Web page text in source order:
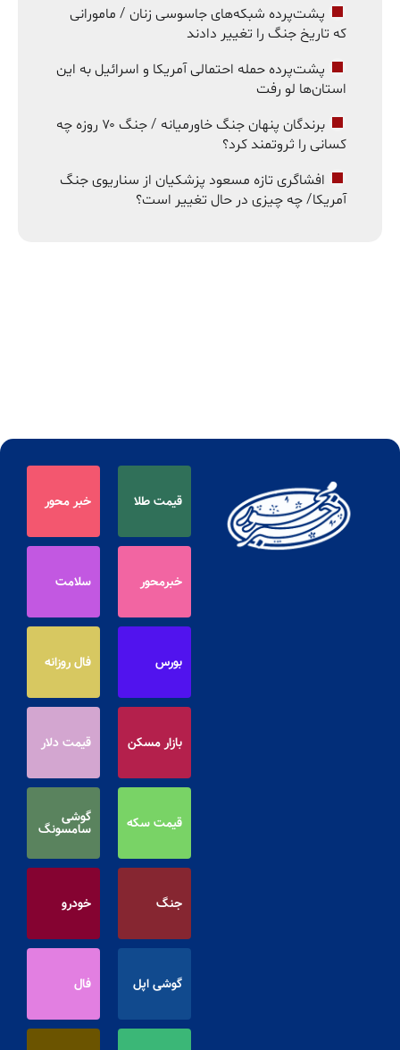
پشت‌پرده شبکه‌های جاسوسی زنان / مامورانی
که تاریخ جنگ را تغییر دادند
پشت‌پرده حمله احتمالی آمریکا و اسرائیل به این
استان‌ها لو رفت
برندگان پنهان جنگ خاورمیانه / جنگ ۷۰ روزه چه
کسانی را ثروتمند کرد؟
افشاگری تازه مسعود پزشکیان از سناریوی جنگ
آمریکا/ چه چیزی در حال تغییر است؟
قیمت طلا خبر محور
خبرمحور سلامت
بورس فال روزانه
بازار مسکن قیمت دلار
قیمت سکه گوشی
سامسونگ
جنگ خودرو
گوشی اپل فال